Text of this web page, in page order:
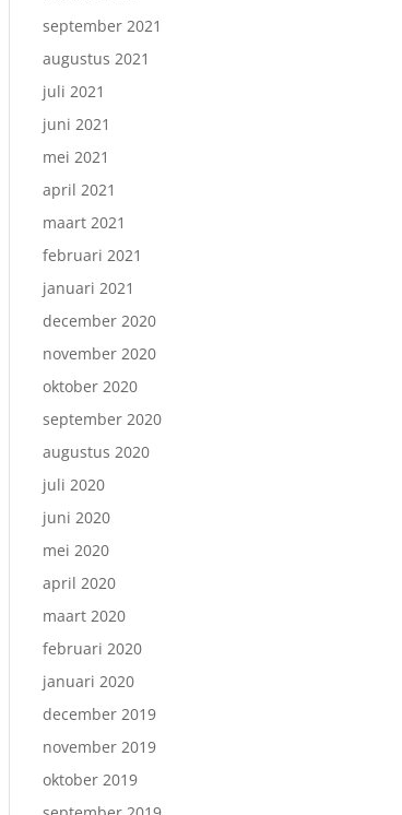
september 2021
augustus 2021
juli 2021
juni 2021
mei 2021
april 2021
maart 2021
februari 2021
januari 2021
december 2020
november 2020
oktober 2020
september 2020
augustus 2020
juli 2020
juni 2020
mei 2020
april 2020
maart 2020
februari 2020
januari 2020
december 2019
november 2019
oktober 2019